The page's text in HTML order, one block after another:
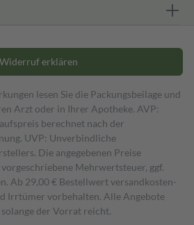
Widerruf erklären
lesen Sie die Packungsbeilage und
Arzt oder in Ihrer Apotheke. AVP:
berechnet nach der
UVP: Unverbindliche
Die angegebenen Preise
Mehrwertsteuer, ggf.
Ab 29,00 € Bestell­wert versand­kosten­
Irrtümer vorbehalten. Alle Angebote
der Vorrat reicht.